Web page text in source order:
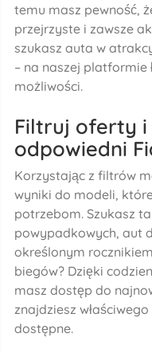
temu masz pewność,
przejrzyste i zawsze
szukasz auta w
– na naszej
możliwości.
Filtruj oferty i
odpowiedni
Korzystając z filtrów
wyniki do modeli,
potrzebom. Szukasz
powypadkowych, aut
określonym
biegów? Dzięki
masz dostęp do
znajdziesz
dostępne.